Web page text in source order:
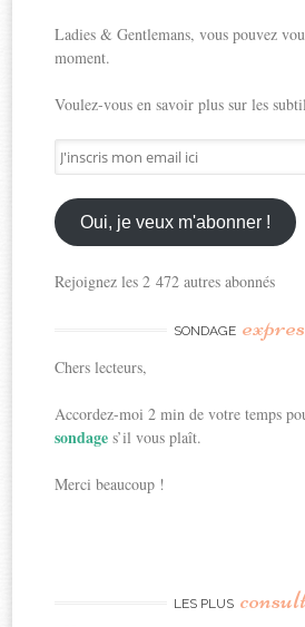
Ladies & Gentlemans, vous pouvez
moment.
Voulez-vous en savoir plus sur les
J'inscris
mon
email
ici
Oui, je veux m'abonner !
Rejoignez les 2 472 autres abonnés
SONDAGE
Chers lecteurs,
Accordez-moi 2 min de votre temps
sondages’il vous plaît.
Merci beaucoup !
LES PLUS